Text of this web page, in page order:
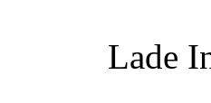
Lade